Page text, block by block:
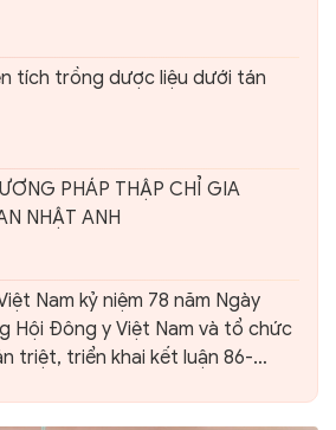
tích trồng dược liệu dưới tán
PHÁP THẬP CHỈ GIA
NHẬT ANH
Nam kỷ niệm 78 năm Ngày
Hội Đông y Việt Nam và tổ chức
triệt, triển khai kết luận 86-
Bí thư Trung ương Đảng về